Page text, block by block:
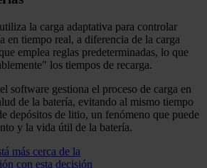
la carga adaptativa para controlar
en tiempo real, a diferencia de la carga
emplea reglas predeterminadas, lo que
los tiempos de recarga.
software gestiona el proceso de carga en
de la batería, evitando al mismo tiempo
depósitos de litio, un fenómeno que puede
y la vida útil de la batería.